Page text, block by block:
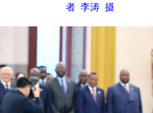
者 李涛 摄